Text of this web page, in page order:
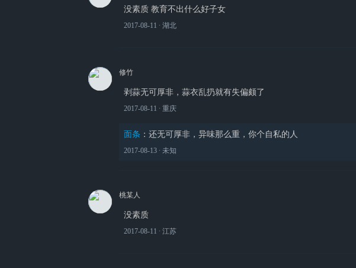
没素质 教育不出什么好子女
2017-08-11 ∙ 湖北
修竹
剥蒜无可厚非，蒜衣乱扔就有失偏颇了
2017-08-11 ∙ 重庆
面条 ： 还无可厚非，异味那么重，你个自私的人
2017-08-13 ∙ 未知
桃某人
没素质
2017-08-11 ∙ 江苏